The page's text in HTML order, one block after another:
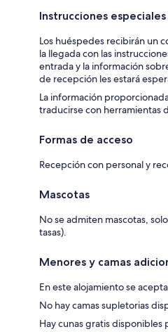
Instrucciones
Los huéspedes recibirán un
la llegada con las
entrada y la información
de recepción les estará
La información
traducirse con herramientas
Formas de acceso
Recepción con personal y
Mascotas
No se admiten mascotas,
tasas).
Menores y camas
En este alojamiento se
No hay camas supletorias
Hay cunas gratis disponibles